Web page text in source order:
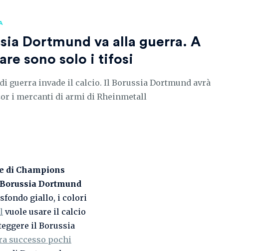
Dortmund va alla guerra. A
sono solo i tifosi
di guerra invade il calcio. Il Borussia Dortmund avrà
i mercanti di armi di Rheinmetall
di Champions
Dortmund
giallo, i colori
vuole usare il calcio
il Borussia
successo pochi